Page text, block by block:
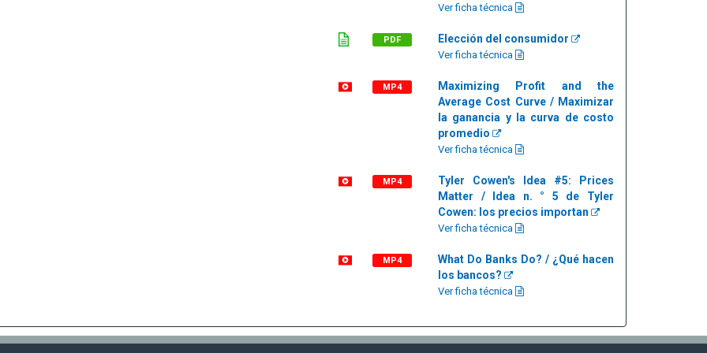
Ver ficha técnica
PDF Elección del consumidor
Ver ficha técnica
MP4
Maximizing Profit and the
Average Cost Curve / Maximizar
la ganancia y la curva de costo
promedio
Ver ficha técnica
MP4
Tyler Cowen's Idea #5: Prices
Matter / Idea n. ° 5 de Tyler
Cowen: los precios importan
Ver ficha técnica
MP4
What Do Banks Do? / ¿Qué hacen
los bancos?
Ver ficha técnica